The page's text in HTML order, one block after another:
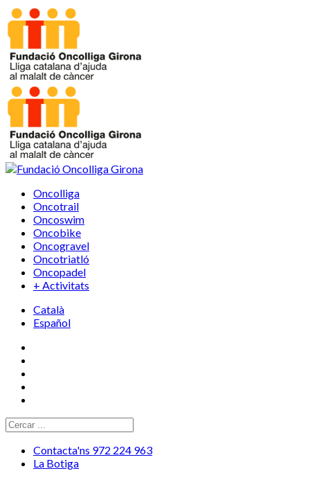
Oncolliga
Oncotrail
Oncoswim
Oncobike
Oncogravel
Oncotriatló
Oncopadel
+ Activitats
Català
Español
Contacta'ns 972 224 963
La Botiga